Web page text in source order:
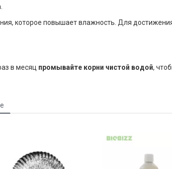
которое повышает влажность. Для
в месяц промывайте корни чистой водой,